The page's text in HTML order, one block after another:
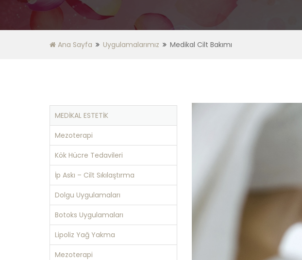
Ana Sayfa Uygulamalarımız Medikal Cilt Bakımı
MEDİKAL ESTETİK
Mezoterapi
Kök Hücre Tedavileri
İp Askı – Cilt Sıkılaştırma
Dolgu Uygulamaları
Botoks Uygulamaları
Lipoliz Yağ Yakma
Mezoterapi